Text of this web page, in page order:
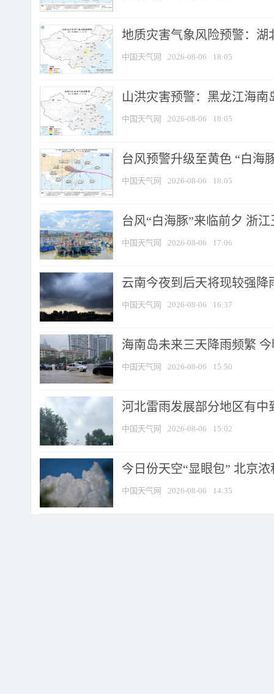
地质灾害气象风险预警：湖
中国天气网 2026-08-06 18:05
山洪灾害预警：黑龙江海
中国天气网 2026-08-06 18:05
台风预警升级至黄色 “白海
中国天气网 2026-08-06 18:05
台风“白海豚”来临前夕 浙
中国天气网 2026-08-06 17:06
云南今夜到后天将现较强降
中国天气网 2026-08-06 16:37
海南岛未来三天降雨频繁
中国天气网 2026-08-06 15:50
河北雷雨发展部分地区有中
中国天气网 2026-08-06 15:02
今日份天空“显眼包” 北京
中国天气网 2026-08-06 14:35